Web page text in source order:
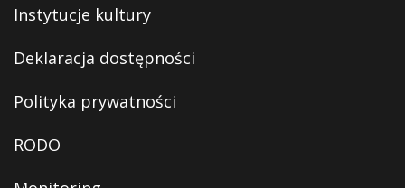
Instytucje kultury
Deklaracja dostępności
Polityka prywatności
RODO